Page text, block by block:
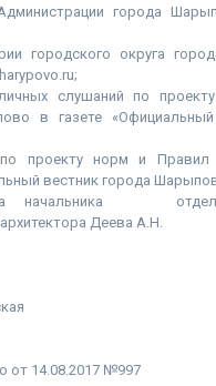
города
городского округа
слушаний по
в газете
проекту норм и Правил
вестник города
на начальника отдела
Деева А.Н.
от 14.08.2017 №997